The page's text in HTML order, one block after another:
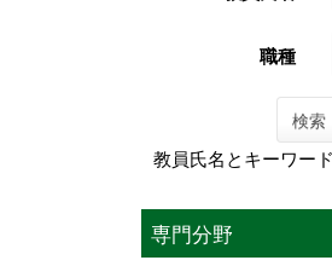
職種
検索
教員氏名とキーワー
専門分野